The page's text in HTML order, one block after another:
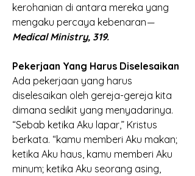
kerohanian di antara mereka yang
mengaku percaya kebenaran—
Medical Ministry, 319.
Pekerjaan Yang Harus Diselesaikan
Ada pekerjaan yang harus
diselesaikan oleh gereja-gereja kita
dimana sedikit yang menyadarinya.
“Sebab ketika Aku lapar,” Kristus
berkata. “kamu memberi Aku makan;
ketika Aku haus, kamu memberi Aku
minum; ketika Aku seorang asing,